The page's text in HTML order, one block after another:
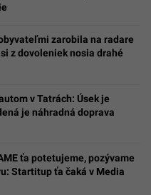
zarobila na radare
z dovoleniek nosia drahé
v Tatrách: Úsek je
je náhradná doprava
ťa potetujeme, pozývame
Startitup ťa čaká v Media